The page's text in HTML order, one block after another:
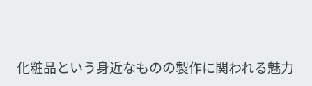
化粧品という身近なものの製作に関われる魅力